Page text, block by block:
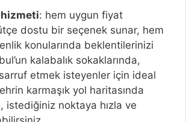
: hem uygun fiyat
dostu bir seçenek sunar, hem
konularında beklentilerinizi
kalabalık sokaklarında,
etmek isteyenler için ideal
karmaşık yol haritasında
istediğiniz noktaya hızla ve